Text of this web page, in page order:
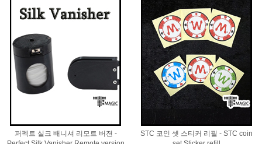
퍼펙트 실크 배니셔 리모트 버젼 -
STC 코인 셋 스티커 리필 - STC coin